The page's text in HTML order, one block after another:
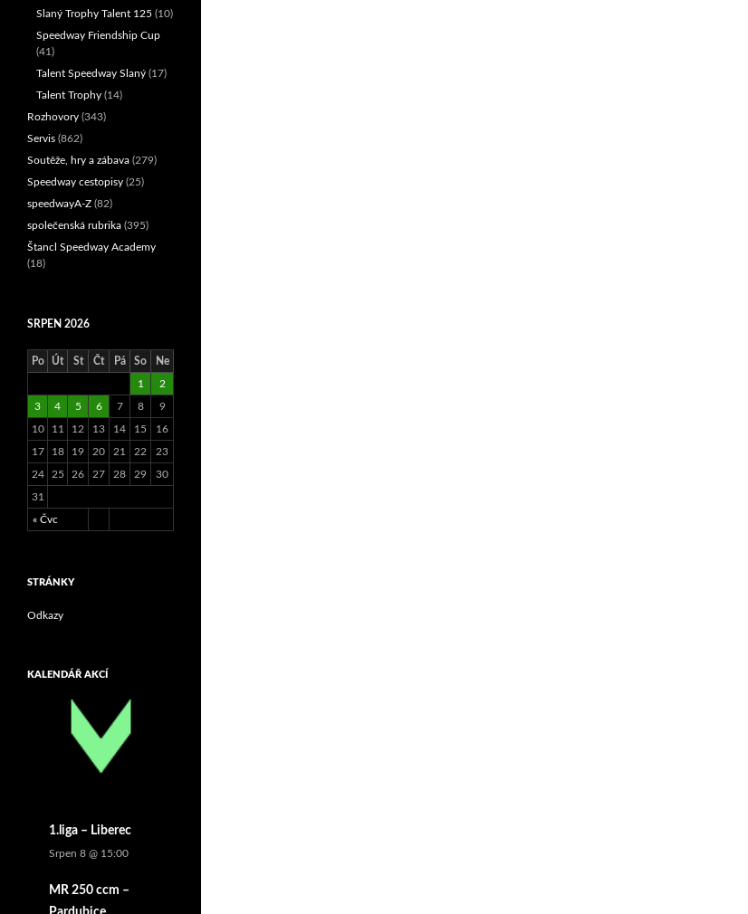
Slaný Trophy Talent 125 (10)
Speedway Friendship Cup
(41)
Talent Speedway Slaný (17)
Talent Trophy (14)
Rozhovory (343)
Servis (862)
Soutěže, hry a zábava (279)
Speedway cestopisy (25)
speedwayA-Z (82)
společenská rubrika (395)
Štancl Speedway Academy
(18)
SRPEN 2026
Po Út St Čt Pá So Ne
« Čvc
1 2
3 4 5 6 7 8 9
10 11 12 13 14 15 16
17 18 19 20 21 22 23
24 25 26 27 28 29 30
31
STRÁNKY
Odkazy
KALENDÁŘ AKCÍ
1.liga – Liberec
Srpen 8 @ 15:00
MR 250 ccm –